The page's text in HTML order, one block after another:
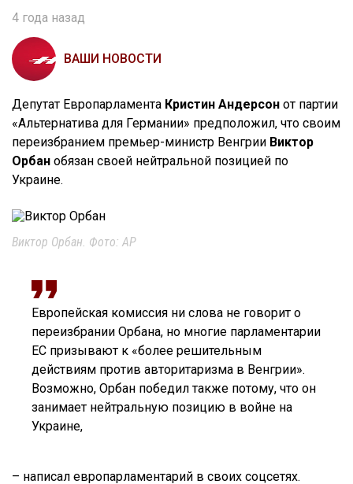
4 года назад
ВАШИ НОВОСТИ
Депутат Европарламента Кристин Андерсон от партии
«Альтернатива для Германии» предположил, что своим
переизбранием премьер-министр Венгрии Виктор
Орбан обязан своей нейтральной позицией по
Украине.
Виктор Орбан. Фото: AP
Европейская комиссия ни слова не говорит о
переизбрании Орбана, но многие парламентарии
ЕС призывают к «более решительным
действиям против авторитаризма в Венгрии».
Возможно, Орбан победил также потому, что он
занимает нейтральную позицию в войне на
Украине,
– написал европарламентарий в своих соцсетях.